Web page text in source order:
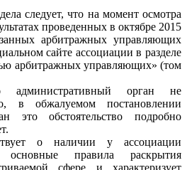
следует, что на момент осмотра
проведенных в октябре 2015
арбитражных управляющих
сайте ассоциации в разделе
арбитражных управляющих» (том
административный орган не
в обжалуемом постановлении
это обстоятельство подробно
о наличии у ассоциации
основные правила раскрытия
сфере и характеризует